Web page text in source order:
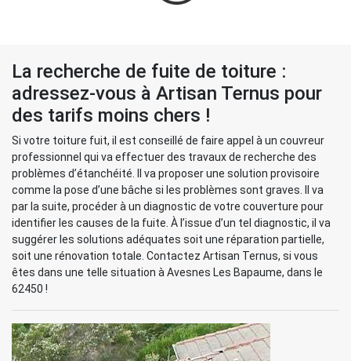
La recherche de fuite de toiture :
adressez-vous à Artisan Ternus pour
des tarifs moins chers !
Si votre toiture fuit, il est conseillé de faire appel à un couvreur
professionnel qui va effectuer des travaux de recherche des
problèmes d’étanchéité. Il va proposer une solution provisoire
comme la pose d’une bâche si les problèmes sont graves. Il va
par la suite, procéder à un diagnostic de votre couverture pour
identifier les causes de la fuite. À l’issue d’un tel diagnostic, il va
suggérer les solutions adéquates soit une réparation partielle,
soit une rénovation totale. Contactez Artisan Ternus, si vous
êtes dans une telle situation à Avesnes Les Bapaume, dans le
62450 !